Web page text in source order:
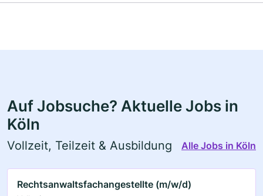
Auf Jobsuche? Aktuelle Jobs in
Köln
Vollzeit, Teilzeit & Ausbildung Alle Jobs in Köln
Rechtsanwaltsfachangestellte (m/w/d)